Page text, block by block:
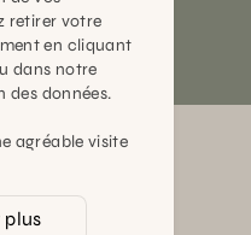
retirer votre
en cliquant
dans notre
données.
agréable visite
plus